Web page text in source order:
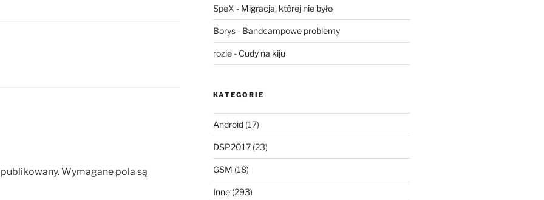
Wymagane pola są
SpeX - Migracja, której nie było
Borys- Bandcampowe problemy
rozie- Cudy na kiju
KATEGORIE
Android(17)
DSP2017(23)
GSM (18)
Inne(293)